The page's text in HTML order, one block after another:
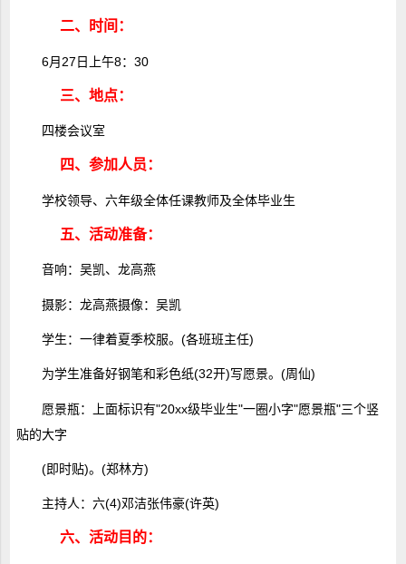
二、时间：
6月27日上午8：30
三、地点：
四楼会议室
四、参加人员：
学校领导、六年级全体任课教师及全体毕业生
五、活动准备：
音响：吴凯、龙高燕
摄影：龙高燕摄像：吴凯
学生：一律着夏季校服。(各班班主任)
为学生准备好钢笔和彩色纸(32开)写愿景。(周仙)
愿景瓶：上面标识有"20xx级毕业生"一圈小字"愿景瓶"三个竖
贴的大字
(即时贴)。(郑林方)
主持人：六(4)邓洁张伟豪(许英)
六、活动目的：